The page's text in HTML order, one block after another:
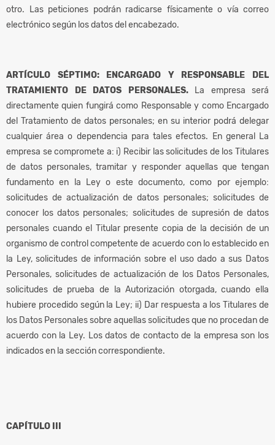
otro. Las peticiones podrán radicarse físicamente o vía correo
electrónico según los datos del encabezado.
ARTÍCULO SÉPTIMO: ENCARGADO Y RESPONSABLE DEL
TRATAMIENTO DE DATOS PERSONALES.La empresa será
directamente quien fungirá como Responsable y como Encargado
del Tratamiento de datos personales; en su interior podrá delegar
cualquier área o dependencia para tales efectos. En general La
empresa se compromete a: i) Recibir las solicitudes de los Titulares
de datos personales, tramitar y responder aquellas que tengan
fundamento en la Ley o este documento, como por ejemplo:
solicitudes de actualización de datos personales; solicitudes de
conocer los datos personales; solicitudes de supresión de datos
personales cuando el Titular presente copia de la decisión de un
organismo de control competente de acuerdo con lo establecido en
la Ley, solicitudes de información sobre el uso dado a sus Datos
Personales, solicitudes de actualización de los Datos Personales,
solicitudes de prueba de la Autorización otorgada, cuando ella
hubiere procedido según la Ley; ii) Dar respuesta a los Titulares de
los Datos Personales sobre aquellas solicitudes que no procedan de
acuerdo con la Ley. Los datos de contacto de la empresa son los
indicados en la sección correspondiente.
CAPÍTULO III